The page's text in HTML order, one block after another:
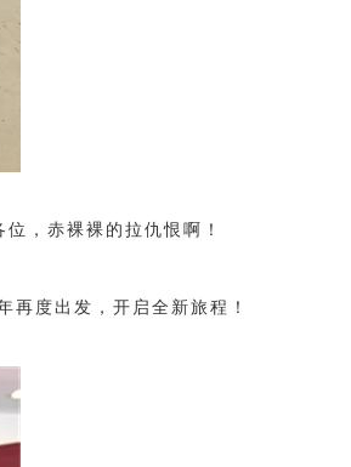
，赤裸裸的拉仇恨啊！
度出发，开启全新旅程！